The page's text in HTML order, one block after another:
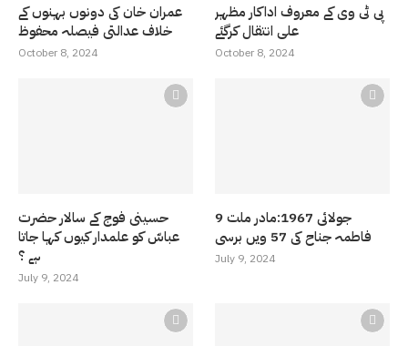
عمران خان کی دونوں بہنوں کے
خلاف عدالتی فیصلہ محفوظ
October 8, 2024
پی ٹی وی کے معروف اداکار مظہر
علی انتقال کرگئے
October 8, 2024
حسینی فوج کے سالار حضرت
عباسّ کو علمدار کیوں کہا جاتا
ہے ؟
July 9, 2024
9 جولائی 1967:مادر ملت
فاطمہ جناح کی 57 ویں برسی
July 9, 2024